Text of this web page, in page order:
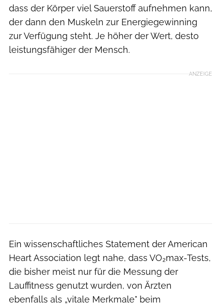
dass der Körper viel Sauerstoff aufnehmen kann,
der dann den Muskeln zur Energiegewinning
zur Verfügung steht. Je höher der Wert, desto
leistungsfähiger der Mensch.
ANZEIGE
Ein wissenschaftliches Statement der American
Heart Association legt nahe, dass VO₂max-Tests,
die bisher meist nur für die Messung der
Lauffitness genutzt wurden, von Ärzten
ebenfalls als „vitale Merkmale" beim